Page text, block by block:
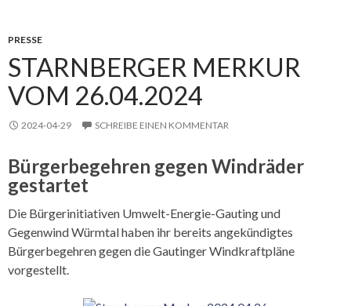
PRESSE
STARNBERGER MERKUR
VOM 26.04.2024
2024-04-29 SCHREIBE EINEN KOMMENTAR
Bürgerbegehren gegen Windräder
gestartet
Die Bürgerinitiativen Umwelt-Energie-Gauting und
Gegenwind Würmtal haben ihr bereits angekündigtes
Bürgerbegehren gegen die Gautinger Windkraftpläne
vorgestellt.